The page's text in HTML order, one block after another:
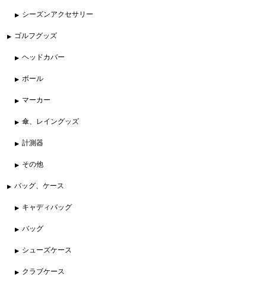
シーズンアクセサリー
ゴルフグッズ
ヘッドカバー
ボール
マーカー
傘、レイングッズ
計測器
その他
バッグ、ケース
キャディバッグ
バッグ
シューズケース
クラブケース